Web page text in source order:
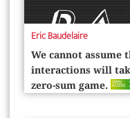
Eric Baudelaire
We cannot
interactions will
zero-sum game. OPEN
ACCESS